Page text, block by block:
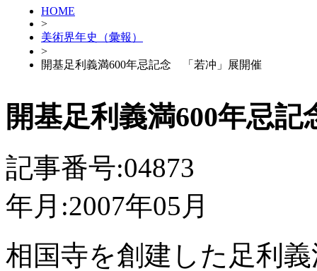
HOME
>
美術界年史（彙報）
>
開基足利義満600年忌記念 「若冲」展開催
開基足利義満600年忌
記事番号:04873
年月:2007年05月
相国寺を創建した足利